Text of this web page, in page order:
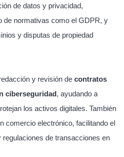
de datos y privacidad,
de normativas como el GDPR, y
y disputas de propiedad
y revisión de contratos
ciberseguridad, ayudando a
los activos digitales. También
comercio electrónico, facilitando el
de transacciones en